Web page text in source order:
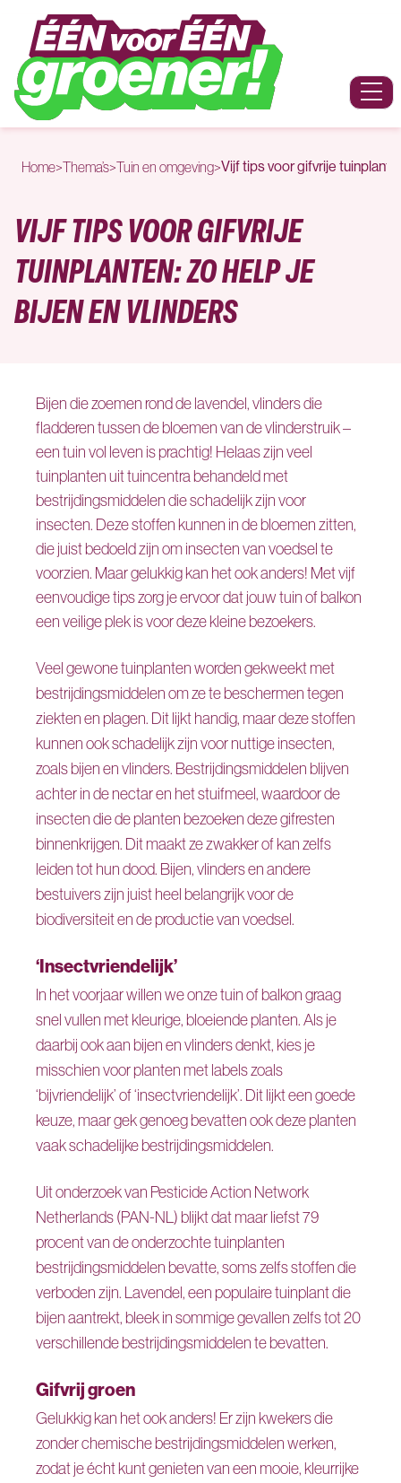
Naar hoofdinhoud
Menu
Home>Thema’s>Tuin en omgeving>Vijf tips voor gifvrije
VIJF TIPS VOOR GIFVRIJE
TUINPLANTEN: ZO HELP JE
BIJEN EN VLINDERS
Bijen die zoemen rond de lavendel, vlinders die
fladderen tussen de bloemen van de vlinderstruik –
een tuin vol leven is prachtig! Helaas zijn veel
tuinplanten uit tuincentra behandeld met
bestrijdingsmiddelen die schadelijk zijn voor
insecten. Deze stoffen kunnen in de bloemen zitten,
die juist bedoeld zijn om insecten van voedsel te
voorzien. Maar gelukkig kan het ook anders! Met vijf
eenvoudige tips zorg je ervoor dat jouw tuin of balkon
een veilige plek is voor deze kleine bezoekers.
Veel gewone tuinplanten worden gekweekt met
bestrijdingsmiddelen om ze te beschermen tegen
ziekten en plagen. Dit lijkt handig, maar deze stoffen
kunnen ook schadelijk zijn voor nuttige insecten,
zoals bijen en vlinders. Bestrijdingsmiddelen blijven
achter in de nectar en het stuifmeel, waardoor de
insecten die de planten bezoeken deze gifresten
binnenkrijgen. Dit maakt ze zwakker of kan zelfs
leiden tot hun dood. Bijen, vlinders en andere
bestuivers zijn juist heel belangrijk voor de
biodiversiteit en de productie van voedsel.
‘Insectvriendelijk’
In het voorjaar willen we onze tuin of balkon graag
snel vullen met kleurige, bloeiende planten. Als je
daarbij ook aan bijen en vlinders denkt, kies je
misschien voor planten met labels zoals
‘bijvriendelijk’ of ‘insectvriendelijk’. Dit lijkt een goede
keuze, maar gek genoeg bevatten ook deze planten
vaak schadelijke bestrijdingsmiddelen.
Uit onderzoek van Pesticide Action Network
Netherlands (PAN-NL) blijkt dat maar liefst 79
procent van de onderzochte tuinplanten
bestrijdingsmiddelen bevatte, soms zelfs stoffen die
verboden zijn. Lavendel, een populaire tuinplant die
bijen aantrekt, bleek in sommige gevallen zelfs tot 20
verschillende bestrijdingsmiddelen te bevatten.
Gifvrij groen
Gelukkig kan het ook anders! Er zijn kwekers die
zonder chemische bestrijdingsmiddelen werken,
zodat je écht kunt genieten van een mooie, kleurrijke